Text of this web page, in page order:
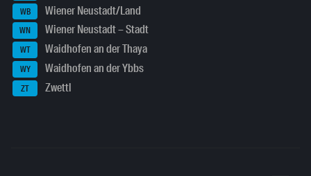
WB Wiener Neustadt/Land
WN Wiener Neustadt – Stadt
WT Waidhofen an der Thaya
WY Waidhofen an der Ybbs
ZT Zwettl